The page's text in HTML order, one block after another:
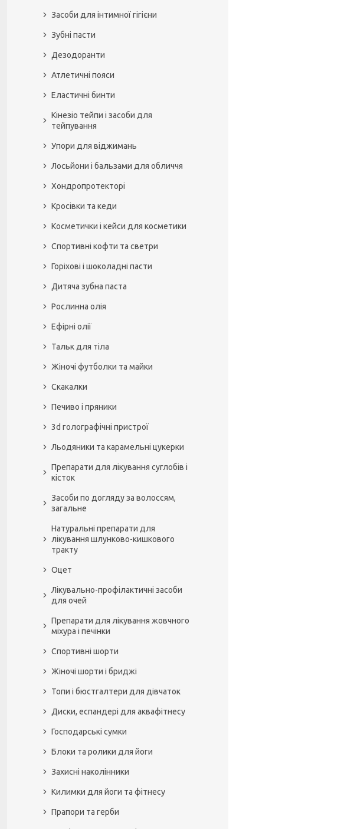
Засоби для інтимної гігієни
Зубні пасти
Дезодоранти
Атлетичні пояси
Еластичні бинти
Кінезіо тейпи і засоби для
тейпування
Упори для віджимань
Лосьйони і бальзами для обличчя
Хондропротекторі
Кросівки та кеди
Косметички і кейси для косметики
Спортивні кофти та светри
Горіхові і шоколадні пасти
Дитяча зубна паста
Рослинна олія
Ефірні олії
Тальк для тіла
Жіночі футболки та майки
Скакалки
Печиво і пряники
3d голографічні пристрої
Льодяники та карамельні цукерки
Препарати для лікування суглобів і
кісток
Засоби по догляду за волоссям,
загальне
Натуральні препарати для
лікування шлунково-кишкового
тракту
Оцет
Лікувально-профілактичні засоби
для очей
Препарати для лікування жовчного
міхура і печінки
Спортивні шорти
Жіночі шорти і бриджі
Топи і бюстгалтери для дівчаток
Диски, еспандері для аквафітнесу
Господарські сумки
Блоки та ролики для йоги
Захисні наколінники
Килимки для йоги та фітнесу
Прапори та герби